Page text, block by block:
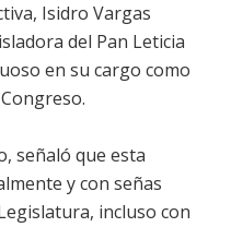
Isidro Vargas
del Pan Leticia
en su cargo como
señaló que esta
y con señas
incluso con